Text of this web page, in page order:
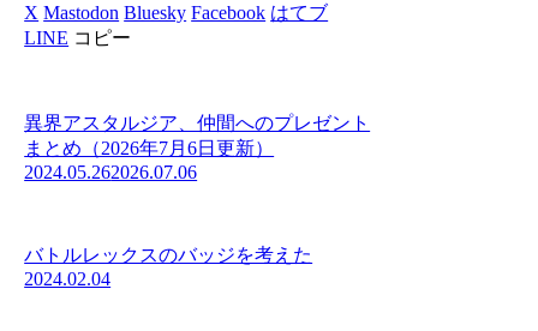
X Mastodon Bluesky Facebook はてブ
LINE コピー
異界アスタルジア、仲間へのプレゼント
まとめ（2026年7月6日更新）
2024.05.262026.07.06
バトルレックスのバッジを考えた
2024.02.04